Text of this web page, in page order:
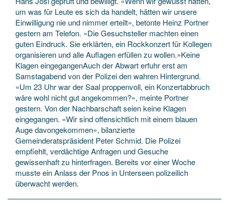
um was für Leute es sich da handelt, hätten wir unsere
Einwilligung nie und nimmer erteilt», betonte Heinz Portner
gestern am Telefon. «Die Gesuchsteller machten einen
guten Eindruck. Sie erklärten, ein Rockkonzert für Kollegen
organisieren und alle Auflagen erfüllen zu wollen.»Keine
Klagen eingegangenAuch der Abwart erfuhr erst am
Samstagabend von der Polizei den wahren Hintergrund.
«Um 23 Uhr war der Saal proppenvoll, ein Konzertabbruch
wäre wohl nicht gut angekommen?», meinte Portner
gestern. Von der Nachbarschaft seien keine Klagen
eingegangen. «Wir sind offensichtlich mit einem blauen
Auge davongekommen», bilanzierte
Gemeinderatspräsident Peter Schmid. Die Polizei
empfiehlt, verdächtige Anfragen und Gesuche
gewissenhaft zu hinterfragen. Bereits vor einer Woche
musste ein Anlass der Pnos in Unterseen polizeilich
überwacht werden.